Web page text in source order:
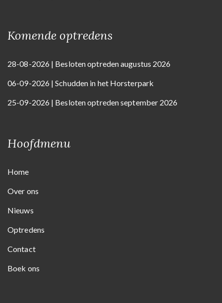
Komende optredens
28-08-2026 | Besloten optreden augustus 2026
06-09-2026 | Schudden in het Horsterpark
25-09-2026 | Besloten optreden september 2026
Hoofdmenu
Home
Over ons
Nieuws
Optredens
Contact
Boek ons